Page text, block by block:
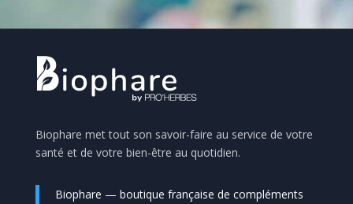
Biophare met tout son savoir-faire au service de votre
santé et de votre bien-être au quotidien.
Biophare — boutique française de compléments